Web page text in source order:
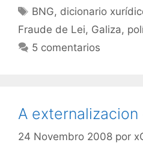
Etiquetas
BNG, dicionario
Fraude de Lei, Galiza,
5 comentarios
A externalizacion
24 Novembro 2008 por